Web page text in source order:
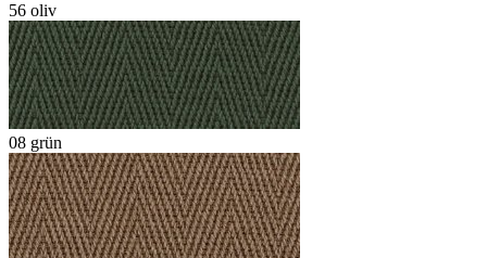
56 oliv
08 grün